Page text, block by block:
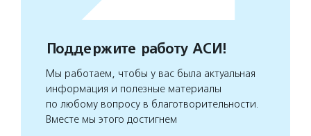
Поддержите работу АСИ!
Мы работаем, чтобы у вас была актуальная
информация и полезные материалы
по любому вопросу в благотворительности.
Вместе мы этого достигнем